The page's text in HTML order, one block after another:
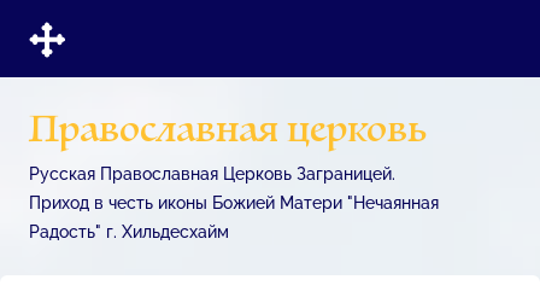
Православная церковь
Русская Православная Церковь Заграницей.
Приход в честь иконы Божией Матери "Нечаянная
Радость" г. Хильдесхайм